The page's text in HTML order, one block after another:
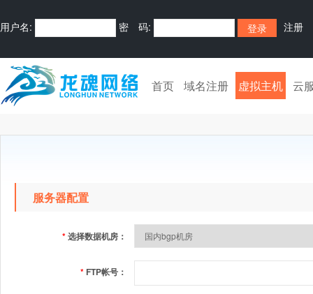
用户名: 密 码: 注册
首页 域名注册 虚拟主机 云
服务器配置
*选择数据机房：
* FTP帐号：